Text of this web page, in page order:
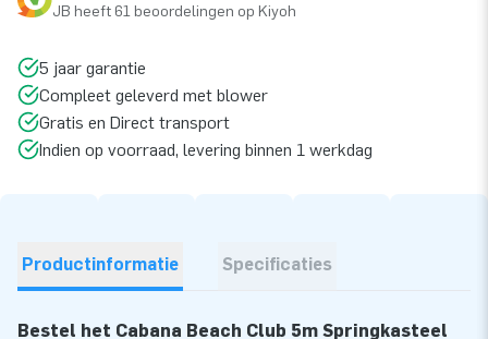
JB heeft 61 beoordelingen op Kiyoh
5 jaar garantie
Compleet geleverd met blower
Gratis en Direct transport
Indien op voorraad, levering binnen 1 werkdag
Productinformatie Specificaties
Bestel het Cabana Beach Club 5m Springkasteel